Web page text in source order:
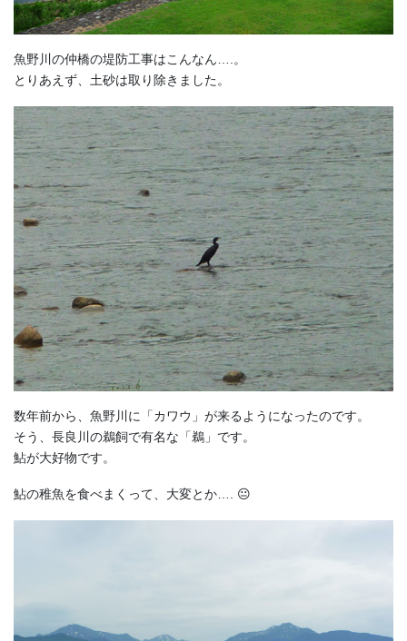
魚野川の仲橋の堤防工事はこんなん….。
とりあえず、土砂は取り除きました。
数年前から、魚野川に「カワウ」が来るようになったのです。
そう、長良川の鵜飼で有名な「鵜」です。
鮎が大好物です。
鮎の稚魚を食べまくって、大変とか…. 😐